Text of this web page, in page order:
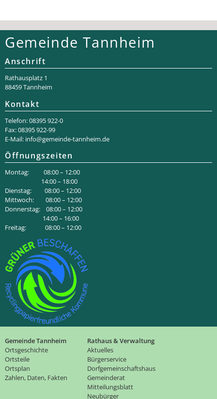
Gemeinde Tannheim
Anschrift
Rathaus­platz 1
88459 Tannheim
Kontakt
Telefon: 08395 922-0
Fax: 08395 922-99
E-Mail: info@gemeinde-tannheim.de
Öffnungszeiten
Montag: 08:00 – 12:00
14:00 – 18:00
Dienstag: 08:00 – 12:00
Mittwoch: 08:00 – 12:00
Donnerstag: 08:00 – 12:00
14:00 – 16:00
Freitag: 08:00 – 12:00
Gemeinde Tannheim
Ortsgeschichte
Ortsteile
Ortsplan
Zahlen, Daten, Fakten
Rathaus & Verwaltung
Aktuelles
Bürgerservice
Dorfgemeinschaftshaus
Gemeinderat
Mitteilungsblatt
Neubürger